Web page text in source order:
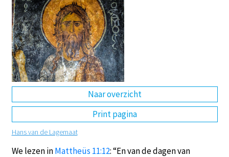
Naar overzicht
Print pagina
Hans van de Lagemaat
We lezen inMattheüs 11:12: “En van de dagen van
DE EN